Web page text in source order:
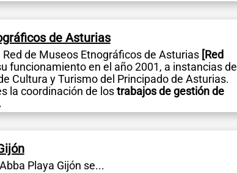
de Asturias
de Museos Etnográficos de Asturias [Red
funcionamiento en el año 2001, a instancias de
Cultura y Turismo del Principado de Asturias.
la coordinación de lostrabajos de gestión de
Playa Gijón se...